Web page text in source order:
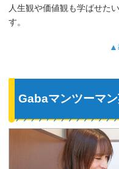
人生観や価値観も学ばせた
す。
▲
Gabaマンツーマ